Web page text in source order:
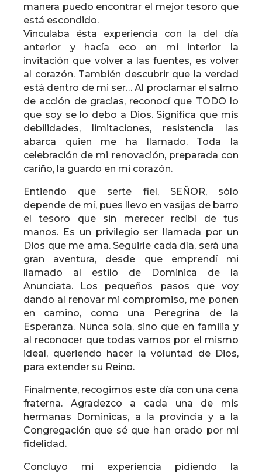
manera puedo encontrar el mejor tesoro que
está escondido.
Vinculaba ésta experiencia con la del día
anterior y hacía eco en mi interior la
invitación que volver a las fuentes, es volver
al corazón. También descubrir que la verdad
está dentro de mi ser… Al proclamar el salmo
de acción de gracias, reconocí que TODO lo
que soy se lo debo a Dios. Significa que mis
debilidades, limitaciones, resistencia las
abarca quien me ha llamado. Toda la
celebración de mi renovación, preparada con
cariño, la guardo en mi corazón.
Entiendo que serte fiel, SEÑOR, sólo
depende de mí, pues llevo en vasijas de barro
el tesoro que sin merecer recibí de tus
manos. Es un privilegio ser llamada por un
Dios que me ama. Seguirle cada día, será una
gran aventura, desde que emprendí mi
llamado al estilo de Dominica de la
Anunciata. Los pequeños pasos que voy
dando al renovar mi compromiso, me ponen
en camino, como una Peregrina de la
Esperanza. Nunca sola, sino que en familia y
al reconocer que todas vamos por el mismo
ideal, queriendo hacer la voluntad de Dios,
para extender su Reino.
Finalmente, recogimos este día con una cena
fraterna. Agradezco a cada una de mis
hermanas Dominicas, a la provincia y a la
Congregación que sé que han orado por mi
fidelidad.
Concluyo mi experiencia pidiendo la